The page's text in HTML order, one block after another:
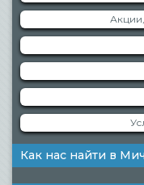
Как нас найти в